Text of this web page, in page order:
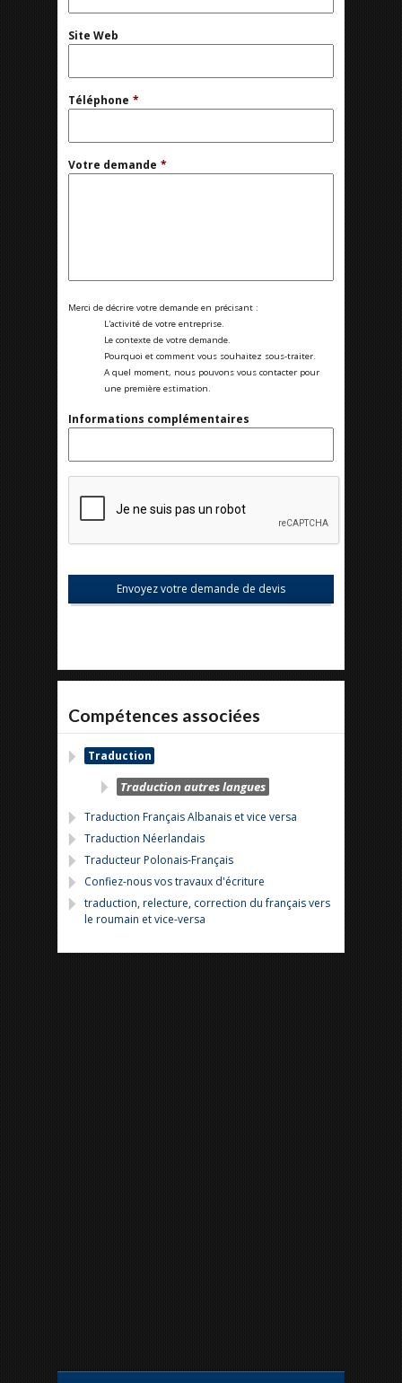
Site Web
Téléphone *
Votre demande *
Merci de décrire votre demande en précisant :
L'activité de votre entreprise.
Le contexte de votre demande.
Pourquoi et comment vous souhaitez sous-traiter.
A quel moment, nous pouvons vous contacter pour
une première estimation.
Informations complémentaires
Compétences associées
Traduction
Traduction autres langues
Traduction Français Albanais et vice versa
Traduction Néerlandais
Traducteur Polonais-Français
Confiez-nous vos travaux d'écriture
traduction, relecture, correction du français vers
le roumain et vice-versa